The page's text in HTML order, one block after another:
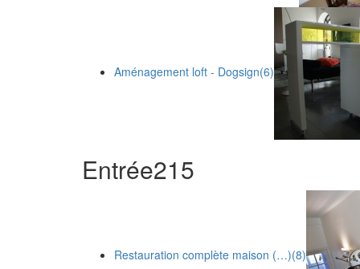
Aménagement loft - Dogsign(6)
Entrée215
Restauration complète maison (…)(8)